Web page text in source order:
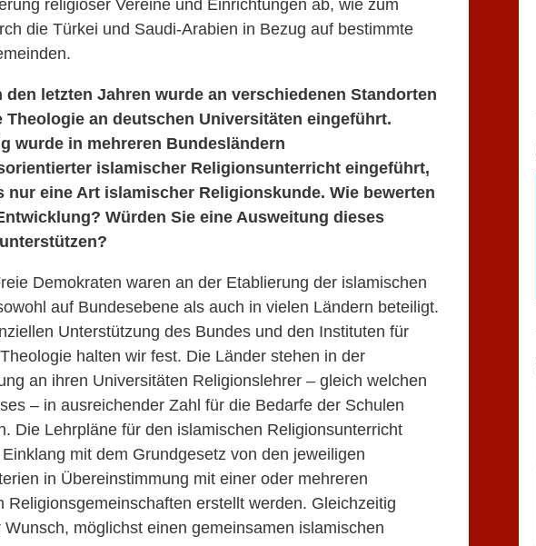
religiöser Vereine und Einrichtungen ab, wie zum
die Türkei und Saudi-Arabien in Bezug auf bestimmte
den letzten Jahren wurde an verschiedenen Standorten
Theologie an deutschen Universitäten eingeführt.
wurde in mehreren Bundesländern
islamischer Religionsunterricht eingeführt,
nur eine Art islamischer Religionskunde. Wie bewerten
Würden Sie eine Ausweitung dieses
Demokraten waren an der Etablierung der islamischen
auf Bundesebene als auch in vielen Ländern beteiligt.
Unterstützung des Bundes und den Instituten für
halten wir fest. Die Länder stehen in der
an ihren Universitäten Religionslehrer – gleich welchen
– in ausreichender Zahl für die Bedarfe der Schulen
Die Lehrpläne für den islamischen Religionsunterricht
mit dem Grundgesetz von den jeweiligen
in Übereinstimmung mit einer oder mehreren
Religionsgemeinschaften erstellt werden. Gleichzeitig
Wunsch, möglichst einen gemeinsamen islamischen